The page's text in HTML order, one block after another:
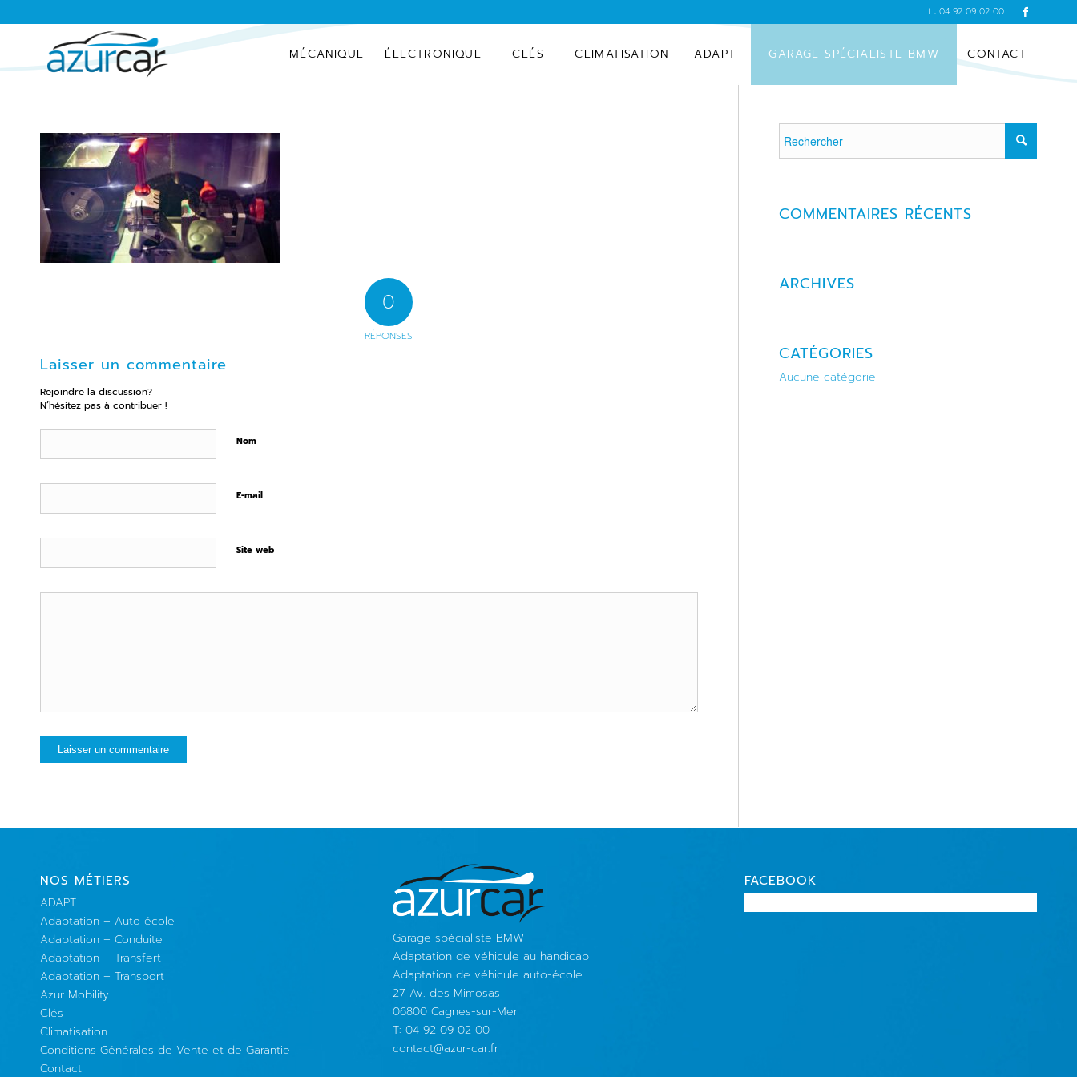
t : 04 92 09 02 00
MÉCANIQUE ÉLECTRONIQUE CLÉS CLIMATISATION ADAPT GARAGE SPÉCIALISTE BMW CONTACT
0
RÉPONSES
Laisser un commentaire
Rejoindre la discussion?
N’hésitez pas à contribuer !
Nom
E-mail
Site web
COMMENTAIRES RÉCENTS
ARCHIVES
CATÉGORIES
Aucune catégorie
NOS MÉTIERS
ADAPT
Adaptation – Auto école
Adaptation – Conduite
Adaptation – Transfert
Adaptation – Transport
Azur Mobility
Clés
Climatisation
Conditions Générales de Vente et de Garantie
Contact
Garage spécialiste BMW
Adaptation de véhicule au handicap
Adaptation de véhicule auto-école
27 Av. des Mimosas
06800 Cagnes-sur-Mer
T: 04 92 09 02 00
contact@azur-car.fr
FACEBOOK